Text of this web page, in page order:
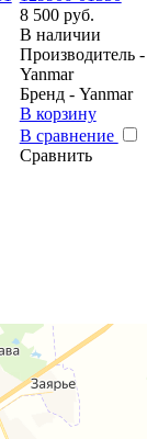
8 500 руб.
В наличии
Производитель -
Yanmar
Бренд - Yanmar
В корзину
В сравнение
Сравнить